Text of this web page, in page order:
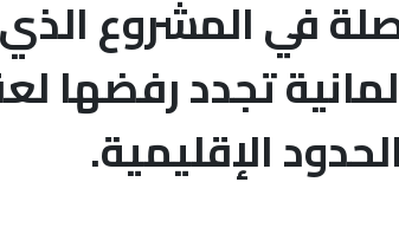
المواصلة في المشروع
تجدد رفضها
الإقليمية.